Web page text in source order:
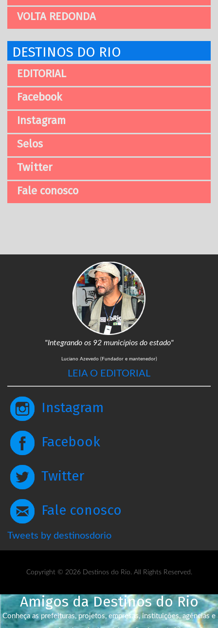
VOLTA REDONDA
DESTINOS DO RIO
EDITORIAL
Facebook
Instagram
Selos
Twitter
Fale conosco
"Integrando os 92 municípios do estado"
Luciano Azevedo (Fundador e mantenedor)
LEIA O EDITORIAL
Instagram
Facebook
Twitter
Fale conosco
Tweets by destinosdorio
Copyright © 2026 Destinos do Rio. All Rights Reserved.
Amigos da Destinos do Rio
Conheça as prefeituras, projetos, empresas, instituições, agências e